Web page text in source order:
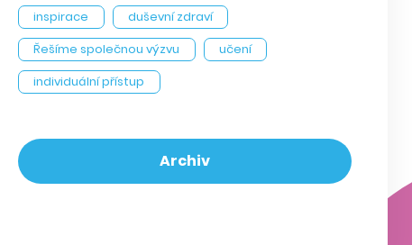
inspirace
duševní zdraví
Řešíme společnou výzvu
učení
individuální přístup
Archiv